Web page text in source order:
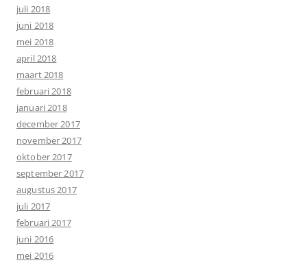
juli 2018
juni 2018
mei 2018
april 2018
maart 2018
februari 2018
januari 2018
december 2017
november 2017
oktober 2017
september 2017
augustus 2017
juli 2017
februari 2017
juni 2016
mei 2016